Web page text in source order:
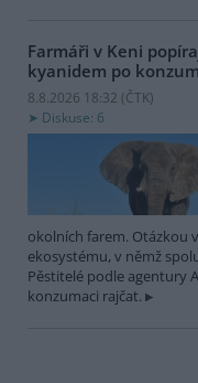
Farmáři v Keni
kyanidem po
8.8.2026 18:32 (ČTK)
Diskuse: 6
okolních farem. Otázkou
ekosystému, v němž
Pěstitelé podle agentury
konzumaci rajčat.